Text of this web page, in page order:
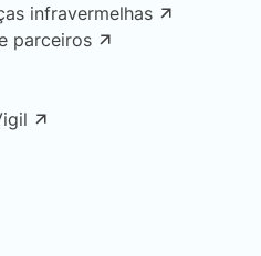
infravermelhas
parceiros